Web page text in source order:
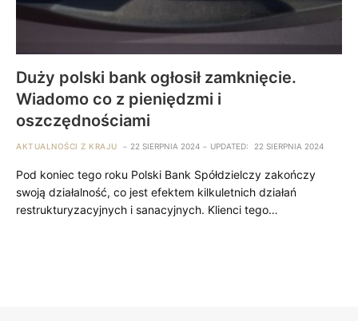
Duży polski bank ogłosił zamknięcie.
Wiadomo co z pieniędzmi i
oszczędnościami
AKTUALNOŚCI Z KRAJU 22 SIERPNIA 2024 UPDATED: 22 SIERPNIA 2024
Pod koniec tego roku Polski Bank Spółdzielczy zakończy
swoją działalność, co jest efektem kilkuletnich działań
restrukturyzacyjnych i sanacyjnych. Klienci tego…